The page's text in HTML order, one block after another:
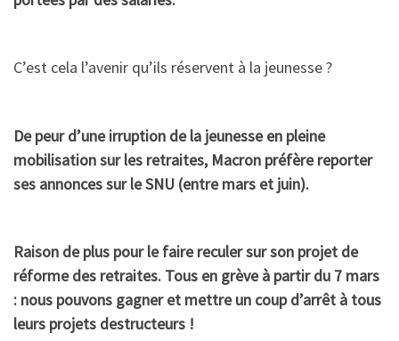
C’est cela l’avenir qu’ils réservent à la jeunesse ?
De peur d’une irruption de la jeunesse en pleine
mobilisation sur les retraites, Macron préfère reporter
ses annonces sur le SNU (entre mars et juin).
Raison de plus pour le faire reculer sur son projet de
réforme des retraites. Tous en grève à partir du 7 mars
: nous pouvons gagner et mettre un coup d’arrêt à tous
leurs projets destructeurs !